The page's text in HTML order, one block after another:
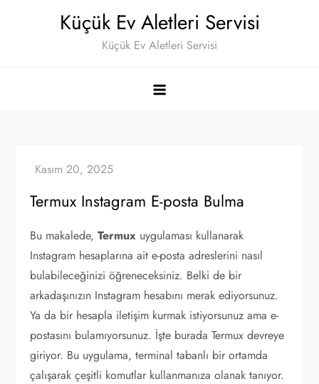
Küçük Ev Aletleri Servisi
Küçük Ev Aletleri Servisi
Termux Instagram E-posta Bulma
Bu makalede,Termux uygulaması kullanarak
Instagram hesaplarına ait e-posta adreslerini nasıl
bulabileceğinizi öğreneceksiniz. Belki de bir
arkadaşınızın Instagram hesabını merak ediyorsunuz.
Ya da bir hesapla iletişim kurmak istiyorsunuz ama e-
postasını bulamıyorsunuz. İşte burada Termux devreye
giriyor. Bu uygulama, terminal tabanlı bir ortamda
çalışarak çeşitli komutlar kullanmanıza olanak tanıyor.